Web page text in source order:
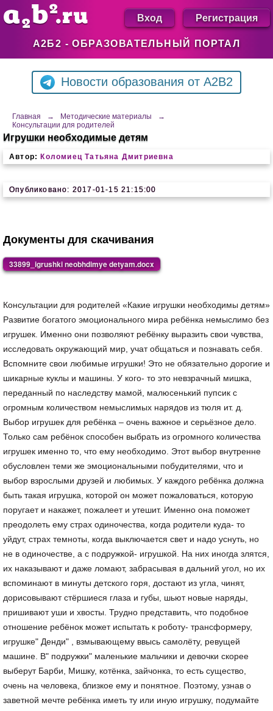
А2Б2 - ОБРАЗОВАТЕЛЬНЫЙ ПОРТАЛ
Вход Регистрация
Новости образования от A2B2
Главная → Методические материалы
→
Консультации для родителей
Игрушки необходимые детям
Автор: Коломиец Татьяна Дмитриевна
Опубликовано: 2017-01-15 21:15:00
Документы для скачивания
33899_igrushki neobhdimye detyam.docx
Консультации для родителей «Какие игрушки необходимы детям»
Развитие богатого эмоционального мира ребёнка немыслимо без
игрушек. Именно они позволяют ребёнку выразить свои чувства,
исследовать окружающий мир, учат общаться и познавать себя.
Вспомните свои любимые игрушки! Это не обязательно дорогие и
шикарные куклы и машины. У кого- то это невзрачный мишка,
переданный по наследству мамой, малюсенький пупсик с
огромным количеством немыслимых нарядов из тюля ит. д.
Выбор игрушек для ребёнка – очень важное и серьёзное дело.
Только сам ребёнок способен выбрать из огромного количества
игрушек именно то, что ему необходимо. Этот выбор внутренне
обусловлен теми же эмоциональными побудителями, что и
выбор взрослыми друзей и любимых. У каждого ребёнка должна
быть такая игрушка, которой он может пожаловаться, которую
поругает и накажет, пожалеет и утешит. Именно она поможет
преодолеть ему страх одиночества, когда родители куда- то
уйдут, страх темноты, когда выключается свет и надо уснуть, но
не в одиночестве, а с подружкой- игрушкой. На них иногда злятся,
их наказывают и даже ломают, забрасывая в дальний угол, но их
вспоминают в минуты детского горя, достают из угла, чинят,
дорисовывают стёршиеся глаза и губы, шьют новые наряды,
пришивают уши и хвосты. Трудно представить, что подобное
отношение ребёнок может испытать к роботу- трансформеру,
игрушке" Денди" , взмывающему ввысь самолёту, ревущей
машине. В" подружки" маленькие мальчики и девочки скорее
выберут Барби, Мишку, котёнка, зайчонка, то есть существо,
очень на человека, близкое ему и понятное. Поэтому, узнав о
заветной мечте ребёнка иметь ту или иную игрушку, подумайте